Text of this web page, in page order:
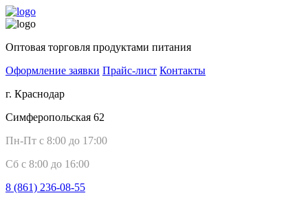
Оптовая торговля продуктами питания
Оформление заявки Прайс-лист Контакты
г. Краснодар
Симферопольская 62
Пн-Пт с 8:00 до 17:00
Сб с 8:00 до 16:00
8 (861) 236-08-55